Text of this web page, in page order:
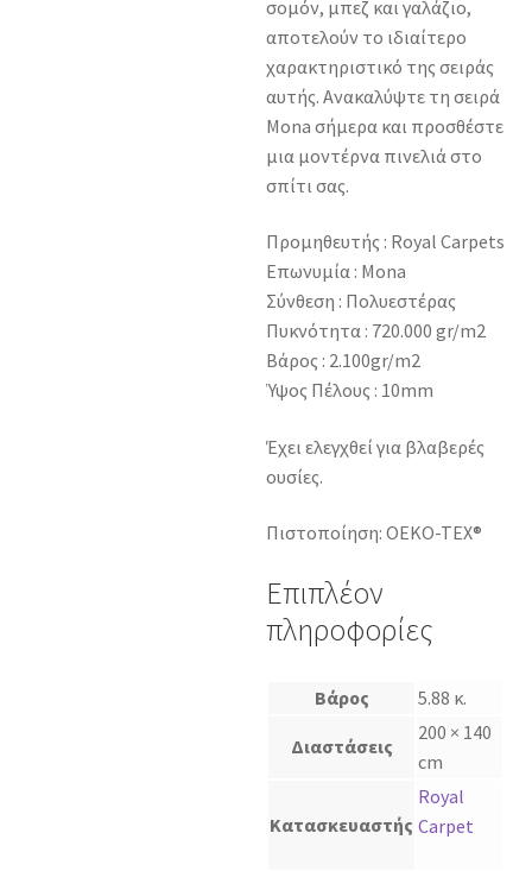
σομόν, μπεζ και γαλάζιο,
αποτελούν το ιδιαίτερο
χαρακτηριστικό της σειράς
αυτής. Ανακαλύψτε τη σειρά
Mona σήμερα και προσθέστε
μια μοντέρνα πινελιά στο
σπίτι σας.
Προμηθευτής : Royal Carpets
Επωνυμία : Mona
Σύνθεση : Πολυεστέρας
Πυκνότητα : 720.000 gr/m2
Βάρος : 2.100gr/m2
Ύψος Πέλους : 10mm
Έχει ελεγχθεί για βλαβερές
ουσίες.
Πιστοποίηση: OEKO-TEX®
Επιπλέον
πληροφορίες
Βάρος 5.88 κ.
Διαστάσεις
200 × 140
cm
Κατασκευαστής
Royal
Carpet